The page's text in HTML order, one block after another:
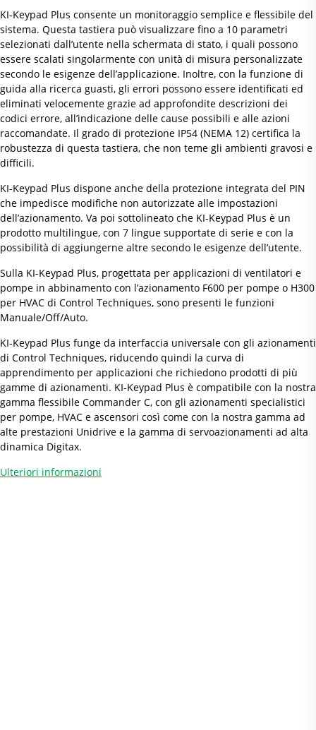
KI-Keypad Plus consente un monitoraggio semplice e flessibile del
sistema. Questa tastiera può visualizzare fino a 10 parametri
selezionati dall’utente nella schermata di stato, i quali possono
essere scalati singolarmente con unità di misura personalizzate
secondo le esigenze dell’applicazione. Inoltre, con la funzione di
guida alla ricerca guasti, gli errori possono essere identificati ed
eliminati velocemente grazie ad approfondite descrizioni dei
codici errore, all’indicazione delle cause possibili e alle azioni
raccomandate. Il grado di protezione IP54 (NEMA 12) certifica la
robustezza di questa tastiera, che non teme gli ambienti gravosi e
difficili.
KI-Keypad Plus dispone anche della protezione integrata del PIN
che impedisce modifiche non autorizzate alle impostazioni
dell’azionamento. Va poi sottolineato che KI-Keypad Plus è un
prodotto multilingue, con 7 lingue supportate di serie e con la
possibilità di aggiungerne altre secondo le esigenze dell’utente.
Sulla KI-Keypad Plus, progettata per applicazioni di ventilatori e
pompe in abbinamento con l’azionamento F600 per pompe o H300
per HVAC di Control Techniques, sono presenti le funzioni
Manuale/Off/Auto.
KI-Keypad Plus funge da interfaccia universale con gli azionamenti
di Control Techniques, riducendo quindi la curva di
apprendimento per applicazioni che richiedono prodotti di più
gamme di azionamenti. KI-Keypad Plus è compatibile con la nostra
gamma flessibile Commander C, con gli azionamenti specialistici
per pompe, HVAC e ascensori così come con la nostra gamma ad
alte prestazioni Unidrive e la gamma di servoazionamenti ad alta
dinamica Digitax.
Ulteriori informazioni